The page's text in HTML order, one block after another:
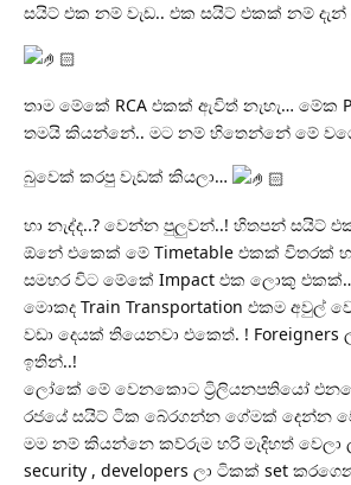
සයිට් එක නම් වැඩ.. එක සයිට් එකක් නම් දැන්
තාම මේකේ RCA එකක් ඇවිත් නැහැ… මේක
තමයි කියන්නේ.. මට නම් හිතෙන්නේ මේ
බුවෙක් කරපු වැඩක් කියලා…
හා නැද්ද..? වෙන්න පුලුවන්..! හිතපන් සයිට්
ඕනේ එකෙක් මේ Timetable එකක් විතරක්
සමහර විට මේකේ Impact එක ලොකු
මොකද Train Transportation එකම අවුල්
වඩා දෙයක් තියෙනවා එකෙත්. !
ඉතින්..!
ලෝකේ මේ වෙනකොට ට්‍රිලියනපතියෝ
රජයේ සයිට් ටික බේරගන්න ගේමක් දෙන්න
මම නම් කියන්නෙ කව්රුම හරි මැදිහත් වෙලා
security , developers ලා ටිකක් set